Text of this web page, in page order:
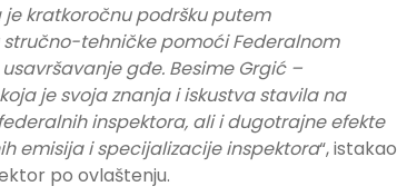
kratkoročnu podršku putem
tehničke pomoći Federalnom
gđe. Besime Grgić –
je svoja znanja i iskustva stavila na
inspektora, ali i dugotrajne efekte
emisija i specijalizacije inspektora“, istakao
po ovlaštenju.